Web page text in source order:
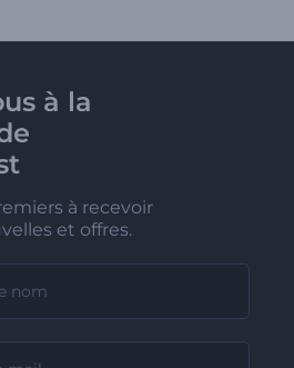
à la
à recevoir
et offres.